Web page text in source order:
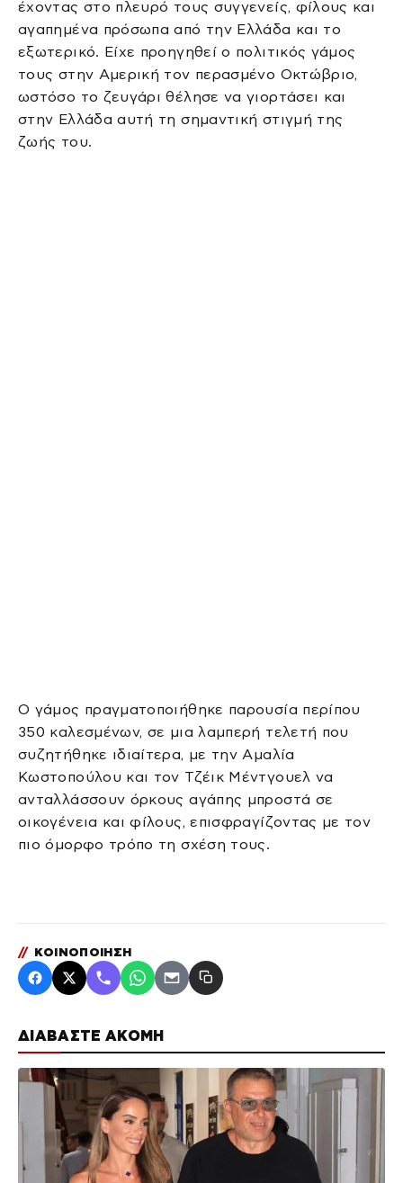
ΔΙΑΒΑΣΤΕ ΑΚΟΜΗ
έχοντας στο πλευρό τους συγγενείς, φίλους και
αγαπημένα πρόσωπα από την Ελλάδα και το
εξωτερικό. Είχε προηγηθεί ο πολιτικός γάμος
τους στην Αμερική τον περασμένο Οκτώβριο,
ωστόσο το ζευγάρι θέλησε να γιορτάσει και
στην Ελλάδα αυτή τη σημαντική στιγμή της
ζωής του.
Ο γάμος πραγματοποιήθηκε παρουσία περίπου
350 καλεσμένων, σε μια λαμπερή τελετή που
συζητήθηκε ιδιαίτερα, με την Αμαλία
Κωστοπούλου και τον Τζέικ Μέντγουελ να
ανταλλάσσουν όρκους αγάπης μπροστά σε
οικογένεια και φίλους, επισφραγίζοντας με τον
πιο όμορφο τρόπο τη σχέση τους.
// ΚΟΙΝΟΠΟΙΗΣΗ